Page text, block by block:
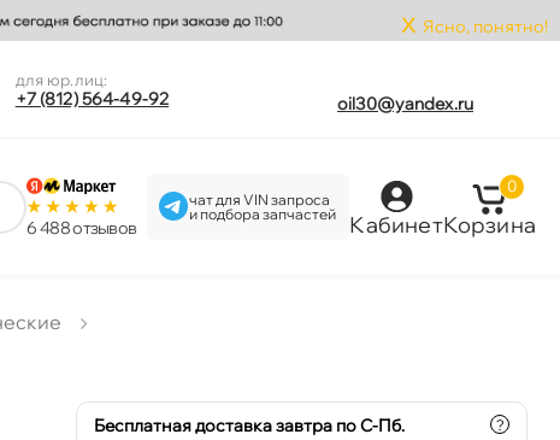
x Ясно, понятно!
для юр.лиц:
+7 (812) 564-49-92 oil30@yandex.ru
6 488 отзыво
чат для VIN запроса
и подбора запчастей
Кабинет
0
Корзина
Бесплатная доставка завтра по С-Пб. ?